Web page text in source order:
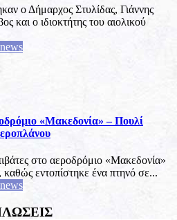
ο Δήμαρχος Στυλίδας, Γιάννης
και ο ιδιοκτήτης του αιολικού
«Μακεδονία» – Πουλί
στο αεροδρόμιο «Μακεδονία»
εντοπίστηκε ένα πτηνό σε...